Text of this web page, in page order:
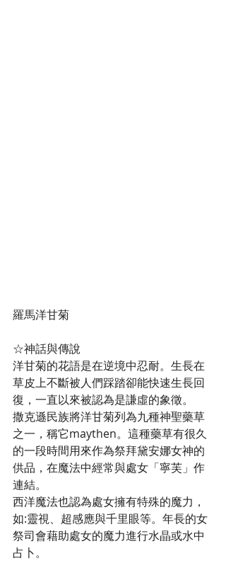
羅馬洋甘菊
☆神話與傳說
洋甘菊的花語是在逆境中忍耐。生長在
草皮上不斷被人們踩踏卻能快速生長回
復，一直以來被認為是謙虛的象徵。
撒克遜民族將洋甘菊列為九種神聖藥草
之一，稱它maythen。這種藥草有很久
的一段時間用來作為祭拜黛安娜女神的
供品，在魔法中經常與處女「寧芙」作
連結。
西洋魔法也認為處女擁有特殊的魔力，
如:靈視、超感應與千里眼等。年長的女
祭司會藉助處女的魔力進行水晶或水中
占卜。